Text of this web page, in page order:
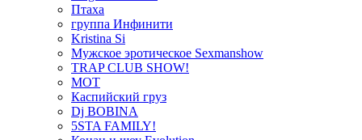
Птаха
группа Инфинити
Kristina Si
Мужское эротическое Sexmanshow
TRAP CLUB SHOW!
МОТ
Каспийский груз
Dj BOBINA
5STA FAMILY!